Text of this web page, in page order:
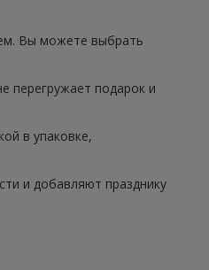
Вы можете выбрать
перегружает подарок и
в упаковке,
и добавляют празднику